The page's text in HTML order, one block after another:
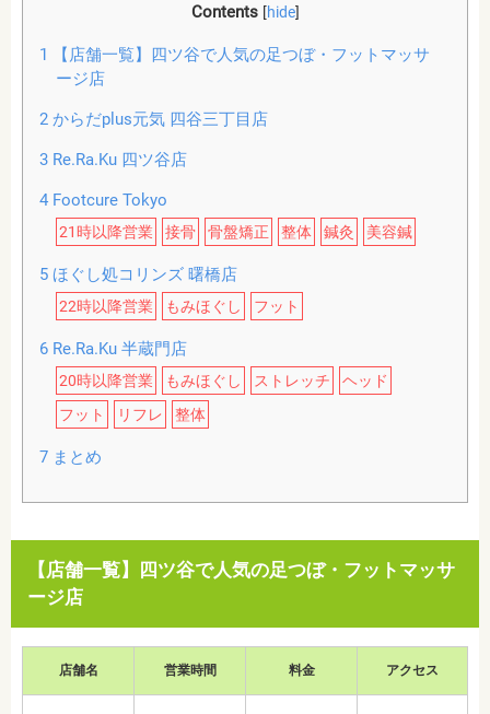
Contents [hide]
1
【店舗一覧】四ツ谷で人気の足つぼ・フットマッサ
ージ店
2からだplus元気 四谷三丁目店
3Re.Ra.Ku 四ツ谷店
4Footcure Tokyo
21時以降営業 接骨 骨盤矯正 整体 鍼灸 美容鍼
5ほぐし処コリンズ 曙橋店
22時以降営業 もみほぐし フット
6Re.Ra.Ku 半蔵門店
20時以降営業 もみほぐし ストレッチ
ヘッド
フット
リフレ 整体
7まとめ
【店舗一覧】四ツ谷で人気の足つぼ・フットマッサ
ージ店
店舗名 営業時間 料金 アクセス